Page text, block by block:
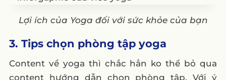
Lợi ích của Yoga đối với sức khỏe của bạn
3. Tips chọn phòng tập yoga
Content về yoga thì chắc hẳn ko thể bỏ qua
content hướng dẫn chọn phòng tập. Với ý